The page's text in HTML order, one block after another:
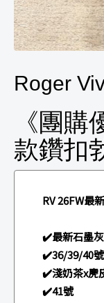
Roger
《團
款鑽扣
RV 26FW最
✔️最新石墨
✔️36/39/40號
✔️淺奶茶x麂
✔️41號